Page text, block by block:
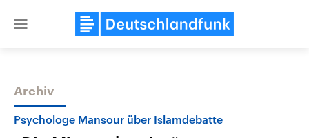
Close
Themen
Archiv
Psychologe Mansour über Islamdebatte